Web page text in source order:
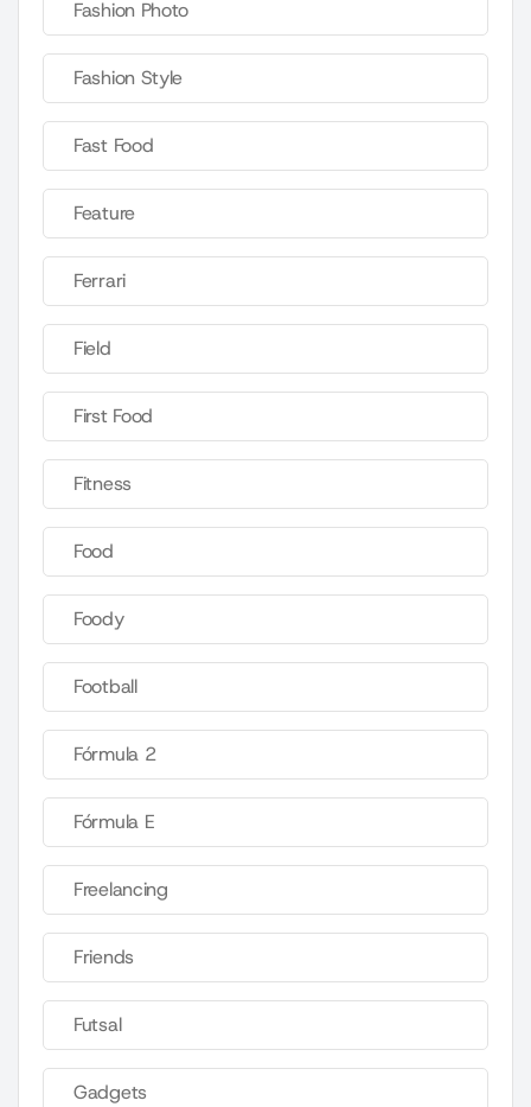
Fashion Photo
Fashion Style
Fast Food
Feature
Ferrari
Field
First Food
Fitness
Food
Foody
Football
Fórmula 2
Fórmula E
Freelancing
Friends
Futsal
Gadgets